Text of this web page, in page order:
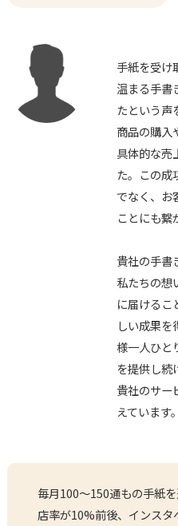
手紙を受け
温まる手書
たという声
商品の購入
具体的な売
た。この成
でなく、お
ことにも繋
貴社の手書
私たちの想
に届けるこ
しい成果
様一人ひと
を提供し続
貴社のサー
えています
毎月100～150通もの手紙
店率が10%前後、インスタ